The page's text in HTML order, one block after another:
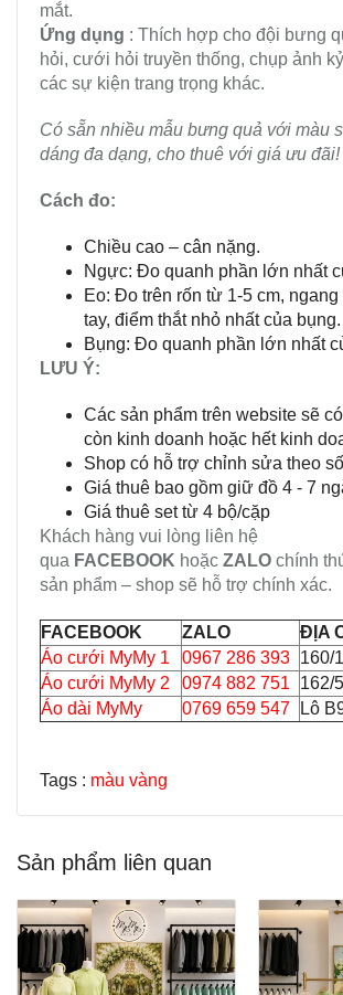
mắt.
Ứng dụng : Thích hợp cho đội bưng
hỏi, cưới hỏi truyền thống, chụp ảnh
các sự kiện trang trọng khác.
Có sẵn nhiều mẫu bưng quả với màu
dáng đa dạng, cho thuê với giá ưu đãi!
Cách đo:
Chiều cao – cân nặng.
Ngực: Đo quanh phần lớn nhất
Eo: Đo trên rốn từ 1-5 cm,
tay, điểm thắt nhỏ nhất của bụng.
Bụng: Đo quanh phần lớn nhất
LƯU Ý:
Các sản phẩm trên website sẽ
còn kinh doanh hoặc hết kinh
Shop có hỗ trợ chỉnh sửa theo
Giá thuê bao gồm giữ đồ 4 - 7
Giá thuê set từ 4 bộ/cặp
Khách hàng vui lòng liên hệ
qua FACEBOOK hoặc ZALO chính
sản phẩm – shop sẽ hỗ trợ chính xác.
FACEBOOK ZALO
ĐỊA
Áo cưới MyMy 1
0967 286 393 160/
Áo cưới MyMy 2
0974 882 751
162/
Áo dài MyMy
0769 659 547 Lô
Tags : màu vàng
Sản phẩm liên quan